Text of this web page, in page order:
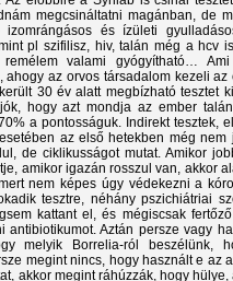
megcsináltatni magánban, de
és ízületi
pl szifilisz, hiv, talán még a hcv
valami gyógyítható…
ahogy az orvos társadalom kezeli az
30 év alatt megbízható tesztet
hogy azt mondja az ember
a pontosságuk. Indirekt tesztek,
az első hetekben még nem
de ciklikusságot mutat. Amikor
amikor igazán rosszul van, akkor
nem képes úgy védekezni a
tesztre, néhány pszichiátriai
kattant el, és mégiscsak
Aztán persze vagy
melyik Borrelia-ról beszélünk,
megint nincs, hogy használt e az
akkor megint ráhúzzák, hogy hülye,